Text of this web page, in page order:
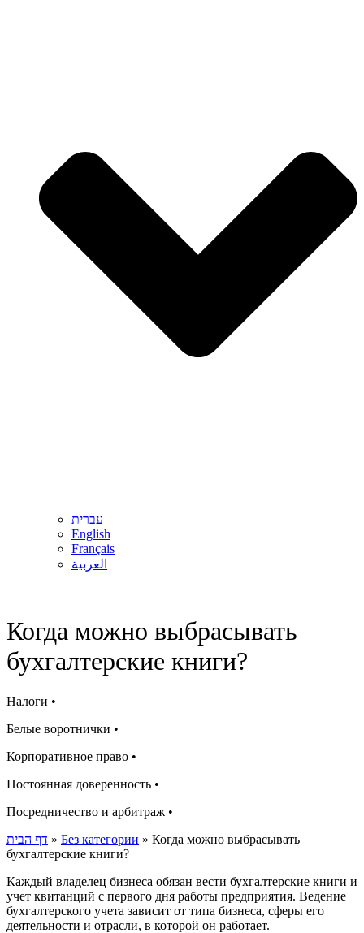
עברית
English
Français
العربية
Когда можно выбрасывать
бухгалтерские книги?
Налоги •
Белые воротнички •
Корпоративное право •
Постоянная доверенность •
Посредничество и арбитраж •
דף הבית » Без категории » Когда можно выбрасывать
бухгалтерские книги?
Каждый владелец бизнеса обязан вести бухгалтерские книги и
учет квитанций с первого дня работы предприятия. Ведение
бухгалтерского учета зависит от типа бизнеса, сферы его
деятельности и отрасли, в которой он работает.